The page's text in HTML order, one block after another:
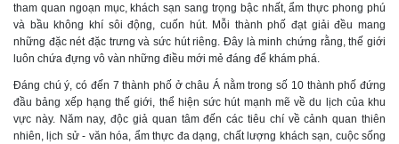
tham quan ngoạn mục, khách sạn sang trọng bậc nhất, ẩm thực phong phú
và bầu không khí sôi động, cuốn hút. Mỗi thành phố đạt giải đều mang
những đặc nét đặc trưng và sức hút riêng. Đây là minh chứng rằng, thế giới
luôn chứa đựng vô vàn những điều mới mẻ đáng để khám phá.
Đáng chú ý, có đến 7 thành phố ở châu Á nằm trong số 10 thành phố đứng
đầu bảng xếp hạng thế giới, thể hiện sức hút mạnh mẽ về du lịch của khu
vực này. Năm nay, độc giả quan tâm đến các tiêu chí về cảnh quan thiên
nhiên, lịch sử - văn hóa, ẩm thực đa dạng, chất lượng khách sạn, cuộc sống